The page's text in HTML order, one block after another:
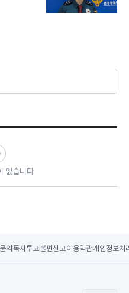
없습니다
의 독자투고불편신고이용약관개인정보처